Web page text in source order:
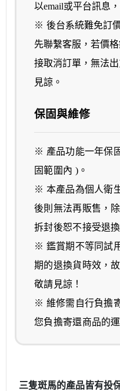
以email或平台訊息
※ 後台系統難免訂
先聯繫客服，若價
接取消訂單，無法
見諒 。
保固與維修
※ 產品功能一年保
固範圍內 )。
※ 本產品為個人衛
後則無法再販售，
拆封後恕不接受退換
※ 鑑賞期不等同試
期的退換貨時效，
敬請見諒！
※ 維修需自行負擔
您負擔寄還商品的運
三隻斑馬的產品皆有投